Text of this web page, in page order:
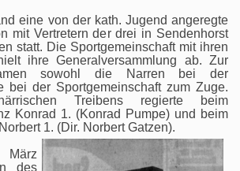
eine von der kath. Jugend angeregte
mit Vertretern der drei in Sendenhorst
statt. Die Sportgemeinschaft mit ihren
ihre Generalversammlung ab. Zur
sowohl die Narren bei der
bei der Sportgemeinschaft zum Zuge.
Treibens regierte beim
Konrad 1. (Konrad Pumpe) und beim
1. (Dir. Norbert Gatzen).
des